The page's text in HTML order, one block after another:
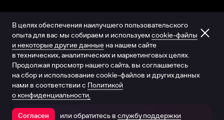
Открыть в приложении
В целях обеспечения наилучшего пользовательского
опыта для вас мы собираем и используем cookie-файлы
и некоторые другие данные на нашем сайте
в технических, аналитических и маркетинговых целях.
Продолжая просмотр нашего сайта, вы соглашаетесь
на сбор и использование cookie-файлов и других данных
нами в соответствии с Политикой
о конфиденциальности.
Согласен или обратитесь в службу поддержки